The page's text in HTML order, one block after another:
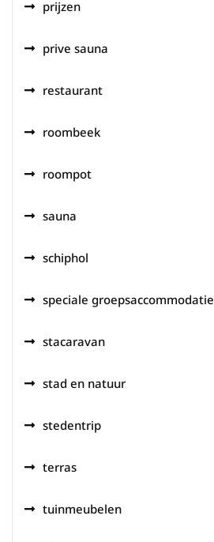
prijzen
prive sauna
restaurant
roombeek
roompot
sauna
schiphol
speciale groepsaccommodatie
stacaravan
stad en natuur
stedentrip
terras
tuinmeubelen